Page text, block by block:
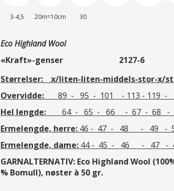
3-4,5 20m=10cm 30
Eco Highland Wool
«Kraft»-genser
Størrelser: x/liten-liten-middels-stor-x/
Overvidde: 89 - 95 - 101 - 113 - 119 -
Hel lengde: 64 - 65 - 66 - 67 - 68 -
Ermelengde, herre: 46 - 47 - 48 - 49 -
Ermelengde, dame: 44 - 45 - 46 - 47
GARNALTERNATIV: Eco Highland Wool
% Bomull), nøster à 50 gr.